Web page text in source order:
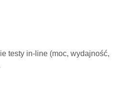
testy in-line (moc, wydajność,